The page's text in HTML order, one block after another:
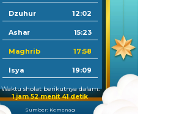
Dzuhur 12:02
Ashar 15:23
Maghrib 17:58
Isya 19:09
Waktu sholat berikutnya dalam:
1 jam 52 menit 40 detik
Sumber: Kemenag